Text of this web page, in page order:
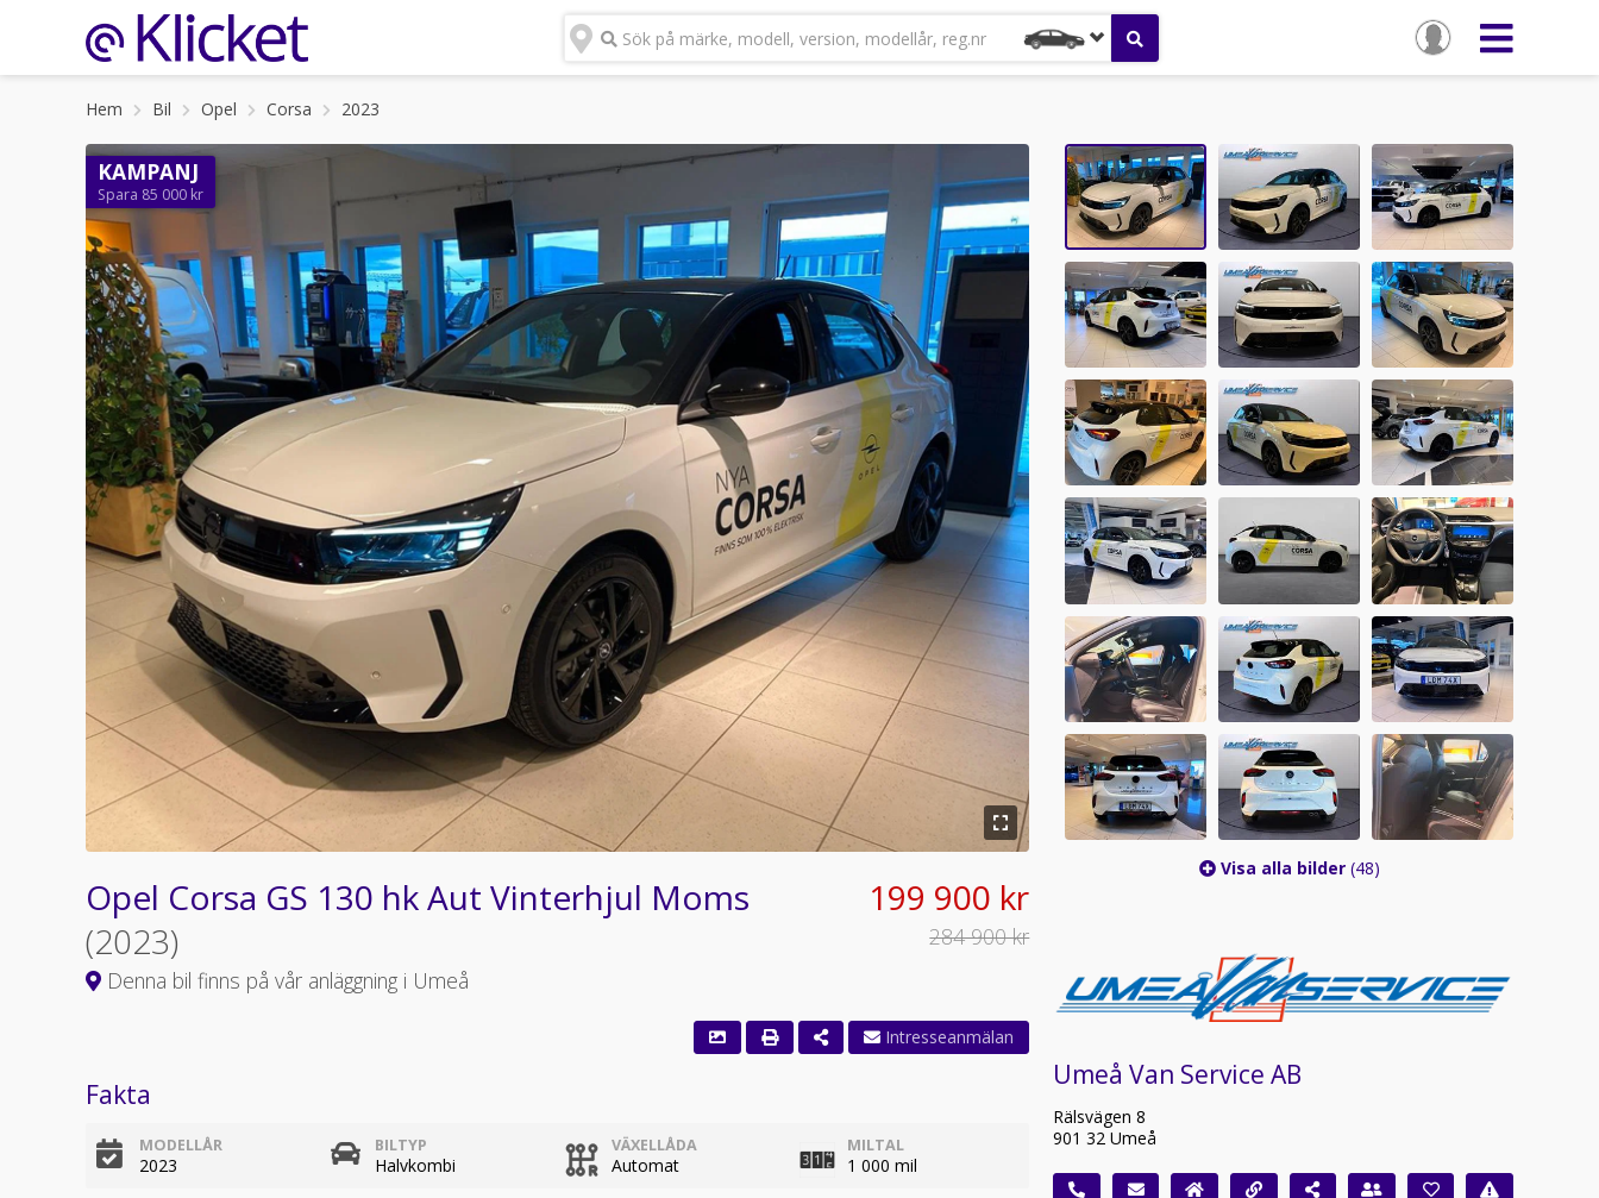
Sök på märke, modell, version, modellår, reg.nr
Hem Bil Opel Corsa 2023
KAMPANJ
Spara 85 000 kr
Opel Corsa GS 130 hk Aut Vinterhjul Moms
(2023)
Denna bil finns på vår anläggning i Umeå
199 900 kr
284 900 kr
Fakta
MODELLÅR
2023
BILTYP
Halvkombi
VÄXELLÅDA
Automat
MILTAL
1 000 mil
Visa alla bilder (48)
Umeå Van Service AB
Rälsvägen 8
901 32 Umeå